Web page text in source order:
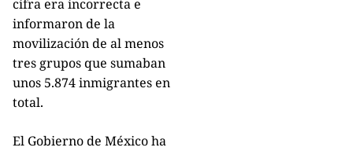
cifra era incorrecta e
informaron de la
movilización de al menos
tres grupos que sumaban
unos 5.874 inmigrantes en
total.
El Gobierno de México ha